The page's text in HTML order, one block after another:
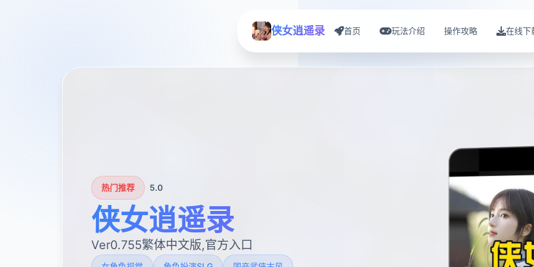
侠女逍遥录 首页 玩法介绍 操作攻略 在线下
热门推荐 5.0
侠女逍遥录
Ver0.755繁体中文版,官方入口